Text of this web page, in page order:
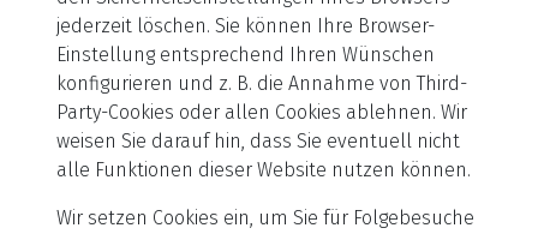
jederzeit löschen. Sie können Ihre Browser-
Einstellung entsprechend Ihren Wünschen
konfigurieren und z. B. die Annahme von Third-
Party-Cookies oder allen Cookies ablehnen. Wir
weisen Sie darauf hin, dass Sie eventuell nicht
alle Funktionen dieser Website nutzen können.
Wir setzen Cookies ein, um Sie für Folgebesuche